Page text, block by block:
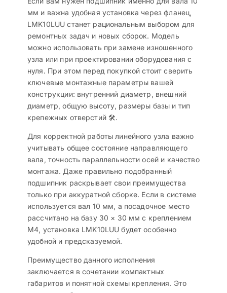
мм и важна удобная установка через фланец,
LMK10LUU станет рациональным выбором для
ремонтных задач и новых сборок. Модель
можно использовать при замене изношенного
узла или при проектировании оборудования с
нуля. При этом перед покупкой стоит сверить
ключевые монтажные параметры вашей
конструкции: внутренний диаметр, внешний
диаметр, общую высоту, размеры базы и тип
крепежных отверстий 🛠️.
Для корректной работы линейного узла важно
учитывать общее состояние направляющего
вала, точность параллельности осей и качество
монтажа. Даже правильно подобранный
подшипник раскрывает свои преимущества
только при аккуратной сборке. Если в системе
используется вал 10 мм, а посадочное место
рассчитано на базу 30 × 30 мм с креплением
М4, установка LMK10LUU будет особенно
удобной и предсказуемой.
Преимущество данного исполнения
заключается в сочетании компактных
габаритов и понятной схемы крепления. Это